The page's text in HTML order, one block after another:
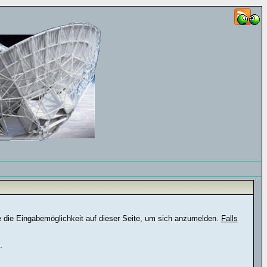
Eingabemöglichkeit auf dieser Seite, um sich anzumelden. Falls